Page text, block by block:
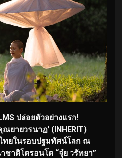
ปล่อยตัวอย่างแรก!
ยายวรนาฏ’ (INHERIT)
ทยในรอบปฐมทัศน์โลก ณ
ชาติโตรอนโต “จุ๋ย วรัทยา”